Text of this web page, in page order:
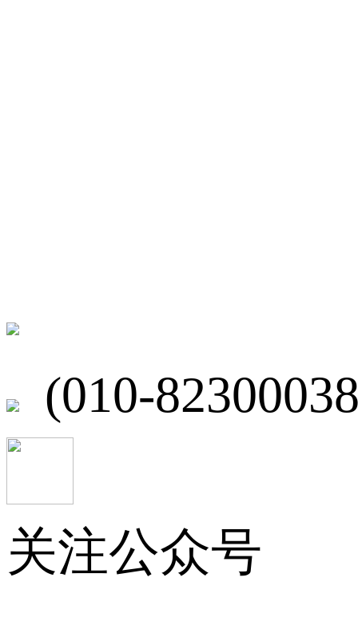
(010-
关注公众号